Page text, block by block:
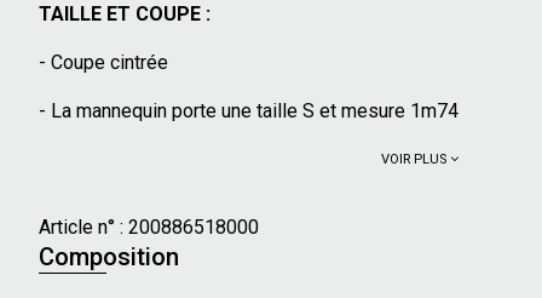
TAILLE ET COUPE :
- Coupe cintrée
- La mannequin porte une taille S et mesure 1m74
VOIR PLUS
Article n° : 200886518000
Composition